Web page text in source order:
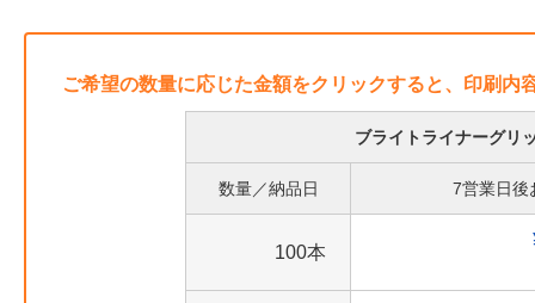
ご希望の数量に応じた金額をクリックすると、印刷内
ブライトライナーグ
数量／納品日 7営業日後
100本